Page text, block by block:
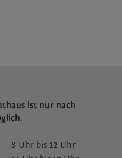
ist nur nach
8 Uhr bis 12 Uhr